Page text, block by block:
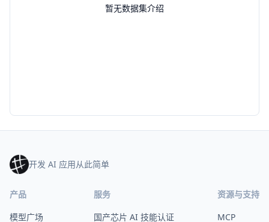
暂无数据集介绍
开发 AI 应用从此简单
产品
模型广场
服务
国产芯片 AI 技能认证
资源与支持
MCP